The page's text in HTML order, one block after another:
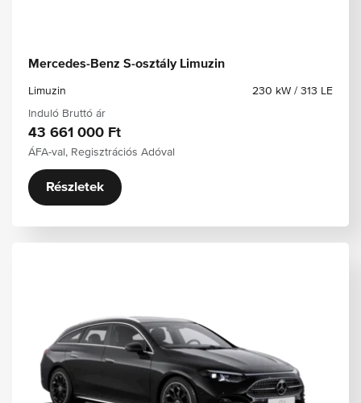
Mercedes-Benz S-osztály Limuzin
Limuzin
230 kW / 313 LE
Induló Bruttó ár
43 661 000 Ft
ÁFA-val, Regisztrációs Adóval
Részletek